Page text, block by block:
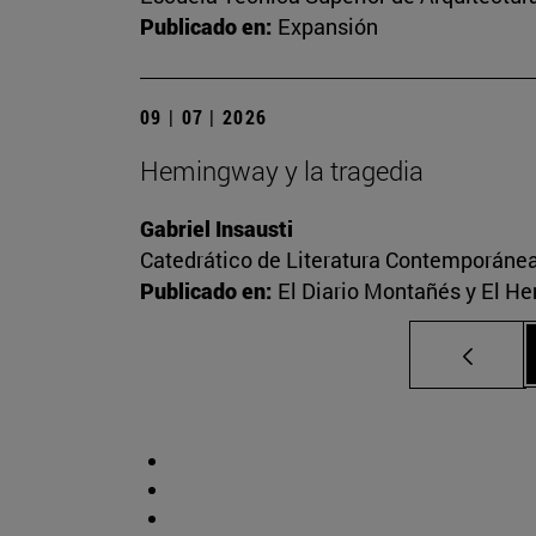
Publicado en: Expansión
09 | 07 | 2026
Hemingway y la tragedia
Gabriel Insausti
Catedrático de Literatura
Publicado en: El Diario Montañés y El